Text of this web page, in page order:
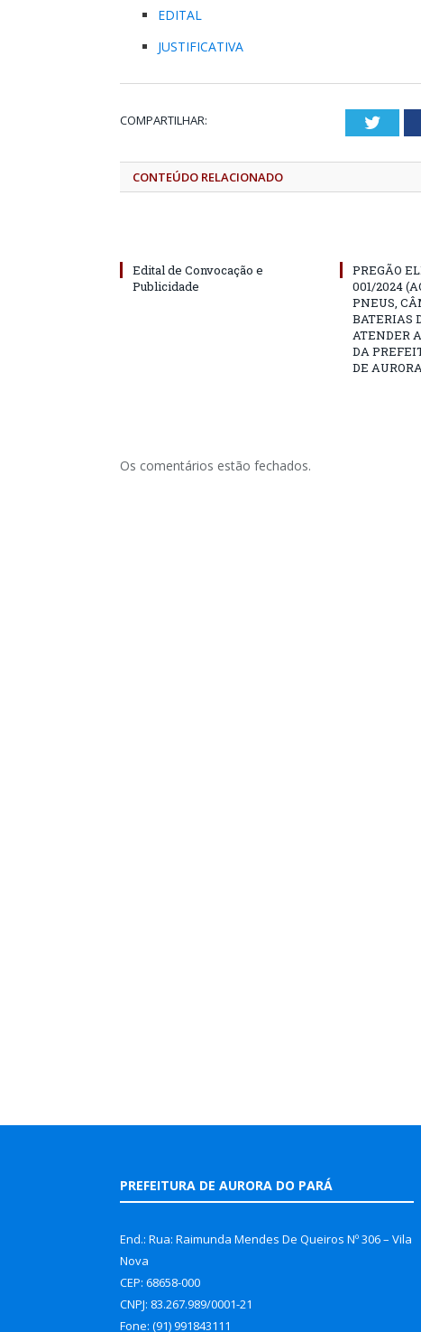
EDITAL
JUSTIFICATIVA
COMPARTILHAR:
CONTEÚDO RELACIONADO
Edital de Convocação e
Publicidade
PREGÃO
001/2024
PNEUS,
BATERIAS
ATENDER
DA
DE
Os comentários estão fechados.
PREFEITURA DE AURORA DO PARÁ
End.: Rua: Raimunda Mendes De Queiros Nº 306 – Vila
Nova
CEP: 68658-000
CNPJ: 83.267.989/0001-21
Fone: (91) 991843111